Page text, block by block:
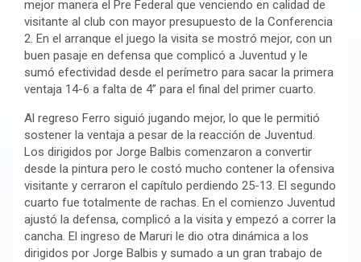
mejor manera el Pre Federal que venciendo en calidad de
visitante al club con mayor presupuesto de la Conferencia
2. En el arranque el juego la visita se mostró mejor, con un
buen pasaje en defensa que complicó a Juventud y le
sumó efectividad desde el perímetro para sacar la primera
ventaja 14-6 a falta de 4” para el final del primer cuarto.
Al regreso Ferro siguió jugando mejor, lo que le permitió
sostener la ventaja a pesar de la reacción de Juventud.
Los dirigidos por Jorge Balbis comenzaron a convertir
desde la pintura pero le costó mucho contener la ofensiva
visitante y cerraron el capítulo perdiendo 25-13. El segundo
cuarto fue totalmente de rachas. En el comienzo Juventud
ajustó la defensa, complicó a la visita y empezó a correr la
cancha. El ingreso de Maruri le dio otra dinámica a los
dirigidos por Jorge Balbis y sumado a un gran trabajo de